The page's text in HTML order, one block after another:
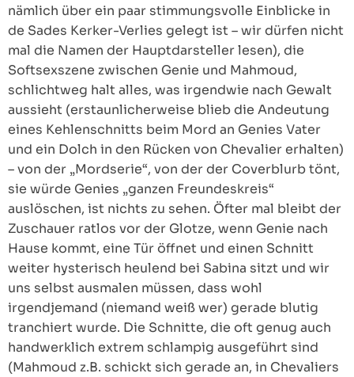
nämlich über ein paar stimmungsvolle Einblicke in
de Sades Kerker-Verlies gelegt ist – wir dürfen nicht
mal die Namen der Hauptdarsteller lesen), die
Softsexszene zwischen Genie und Mahmoud,
schlichtweg halt alles, was irgendwie nach Gewalt
aussieht (erstaunlicherweise blieb die Andeutung
eines Kehlenschnitts beim Mord an Genies Vater
und ein Dolch in den Rücken von Chevalier erhalten)
– von der „Mordserie“, von der der Coverblurb tönt,
sie würde Genies „ganzen Freundeskreis“
auslöschen, ist nichts zu sehen. Öfter mal bleibt der
Zuschauer ratlos vor der Glotze, wenn Genie nach
Hause kommt, eine Tür öffnet und einen Schnitt
weiter hysterisch heulend bei Sabina sitzt und wir
uns selbst ausmalen müssen, dass wohl
irgendjemand (niemand weiß wer) gerade blutig
tranchiert wurde. Die Schnitte, die oft genug auch
handwerklich extrem schlampig ausgeführt sind
(Mahmoud z.B. schickt sich gerade an, in Chevaliers